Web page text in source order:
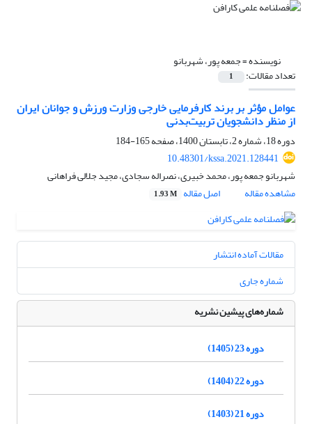
نویسنده =جمعه پور، شهربانو
تعداد مقالات: 1
عوامل مؤثر بر برند کارفرمایی خارجی وزارت ورزش و جوانان ایران
از منظر دانشجویان تربیت‌بدنی
دوره 18، شماره 2، تابستان 1400، صفحه
165-184
10.48301/kssa.2021.128441
شهربانو جمعه پور، محمد خبیری، نصراله سجادی، مجید جلالی فراهانی
مشاهده مقاله
اصل مقاله 1.93 M
مقالات آماده انتشار
شماره جاری
شماره‌های پیشین نشریه
دوره 23 (1405)
دوره 22 (1404)
دوره 21 (1403)